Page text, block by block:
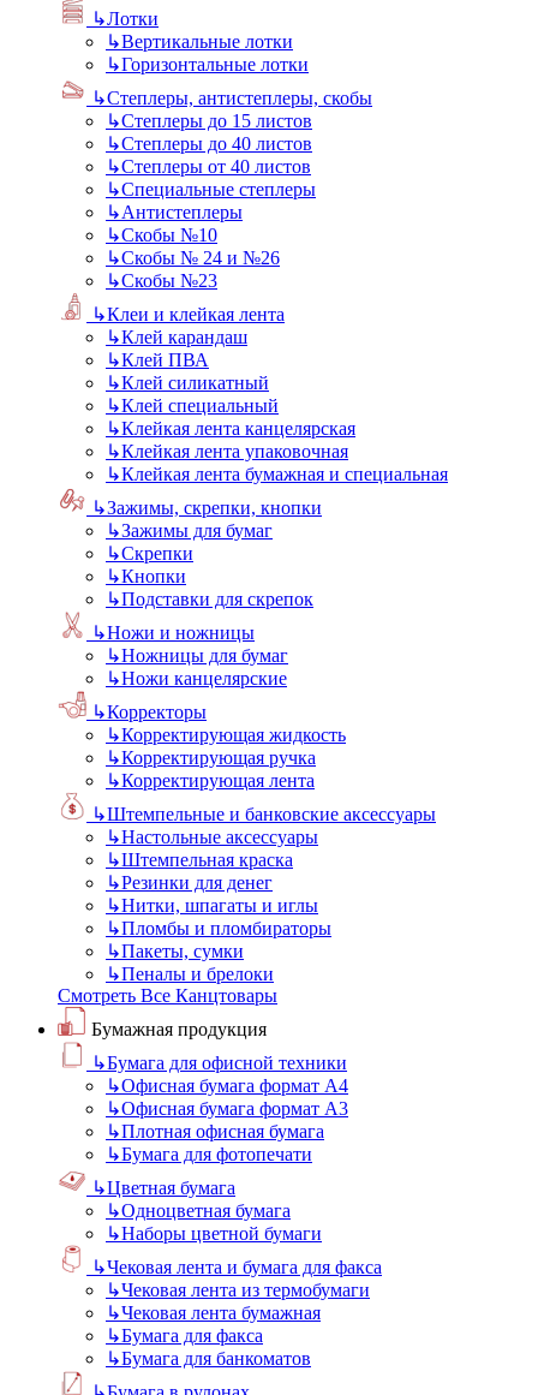
↳Лотки
↳Вертикальные лотки
↳Горизонтальные лотки
↳Степлеры, антистеплеры, скобы
↳Степлеры до 15 листов
↳Степлеры до 40 листов
↳Степлеры от 40 листов
↳Специальные степлеры
↳Антистеплеры
↳Скобы №10
↳Скобы № 24 и №26
↳Скобы №23
↳Клеи и клейкая лента
↳Клей карандаш
↳Клей ПВА
↳Клей силикатный
↳Клей специальный
↳Клейкая лента канцелярская
↳Клейкая лента упаковочная
↳Клейкая лента бумажная и специальная
↳Зажимы, скрепки, кнопки
↳Зажимы для бумаг
↳Скрепки
↳Кнопки
↳Подставки для скрепок
↳Ножи и ножницы
↳Ножницы для бумаг
↳Ножи канцелярские
↳Корректоры
↳Корректирующая жидкость
↳Корректирующая ручка
↳Корректирующая лента
↳Штемпельные и банковские аксессуары
↳Настольные аксессуары
↳Штемпельная краска
↳Резинки для денег
↳Нитки, шпагаты и иглы
↳Пломбы и пломбираторы
↳Пакеты, сумки
↳Пеналы и брелоки
Смотреть Все Канцтовары
Бумажная продукция
↳Бумага для офисной техники
↳Офисная бумага формат А4
↳Офисная бумага формат А3
↳Плотная офисная бумага
↳Бумага для фотопечати
↳Цветная бумага
↳Одноцветная бумага
↳Наборы цветной бумаги
↳Чековая лента и бумага для факса
↳Чековая лента из термобумаги
↳Чековая лента бумажная
↳Бумага для факса
↳Бумага для банкоматов